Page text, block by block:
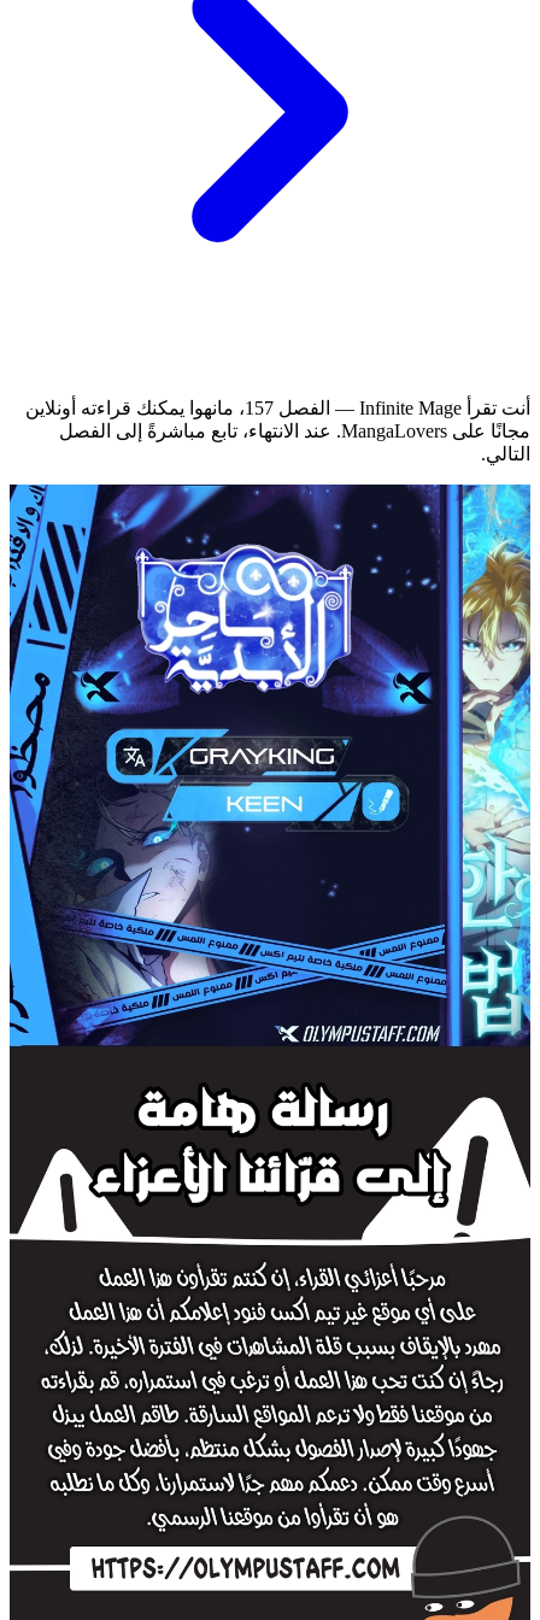
أنت تقرأ Infinite Mage — الفصل 157، مانهوا يمكنك قراءته أونلاين
مجانًا على MangaLovers.
عند الانتهاء، تابع مباشرةً إلى الفصل
التالي.